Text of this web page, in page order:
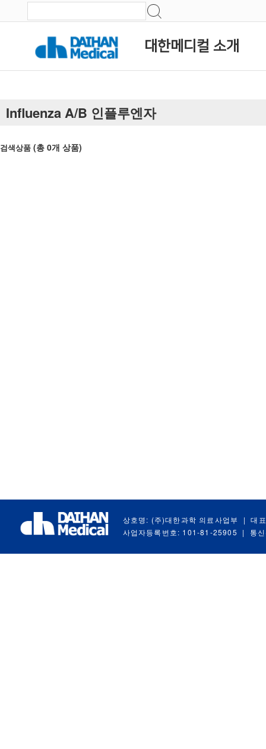
대한메디컬 소개
Influenza A/B 인플루엔자
검색상품 (총 0개 상품)
상호명: (주)대한과학 의료사업부 |
대
사업자등록번호: 101-81-25905
| 통